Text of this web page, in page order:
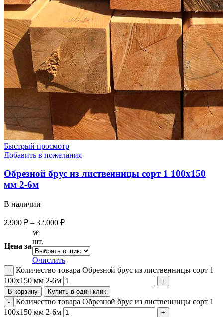
Быстрый просмотр
Добавить в пожелания
Обрезной брус из лиственницы сорт 1 100х150
мм 2-6м
В наличии
2.900 ₽ – 32.000 ₽
Цена за
м³
шт.
Очистить
Количество товара Обрезной брус из лиственницы сорт 1
100х150 мм 2-6м
В корзину Купить в один клик
Количество товара Обрезной брус из лиственницы сорт 1
100х150 мм 2-6м